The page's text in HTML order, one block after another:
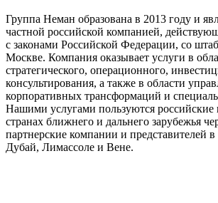
Группа Неман образована в 2013 году и
частной российской компанией,
с законами Российской Федерации, со
Москве. Компания оказывает услуги в
стратегического, операционного,
консультирования, а также в области
корпоративных трансформаций и
Нашими услугами пользуются российские
странах ближнего и дальнего зарубежья
партнерские компании и представителей
Дубай, Лимассоле и Вене.